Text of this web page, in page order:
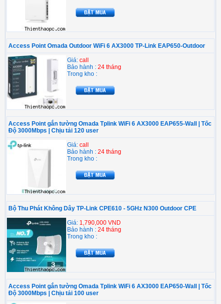
Access Point Omada Outdoor WiFi 6 AX3000 TP-Link EAP650-Outdoor
Giá: call
Bảo hành : 24 tháng
Trong kho :
Access Point gắn tường Omada Tplink WiFi 6 AX3000 EAP655-Wall | Tốc
Độ 3000Mbps | Chịu tải 120 user
Giá: call
Bảo hành : 24 tháng
Trong kho :
Bộ Thu Phát Không Dây TP-Link CPE610 - 5GHz N300 Outdoor CPE
Giá: 1,790,000 VND
Bảo hành : 24 tháng
Trong kho :
Access Point gắn tường Omada Tplink WiFi 6 AX3000 EAP650-Wall | Tốc
Độ 3000Mbps | Chịu tải 100 user